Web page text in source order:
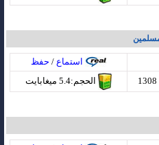
استماع / حفظ
الحجم:5.4 ميغابايت